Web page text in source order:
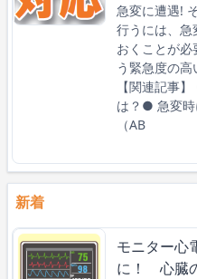
急変に遭遇!
行うには、急
おくことが
う緊急度の高
【関連記事
は？● 急変
（AB
新着
モニター心
に！ 心臓